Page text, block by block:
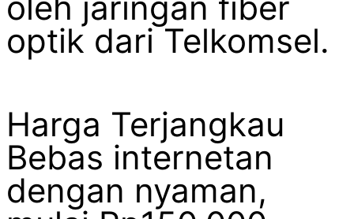
optik dari Telkomsel.
Harga Terjangkau
Bebas internetan
dengan nyaman,